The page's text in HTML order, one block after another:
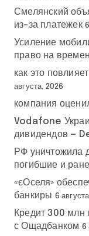
Смелянский
из-за платежек
Усиление
право на
как это
августа, 2026
компания
Vodafone
дивидендов —
РФ уничтожила
погибшие и
«єОселя»
банкиры 6
Кредит 300 млн
с Ощадбанком 6